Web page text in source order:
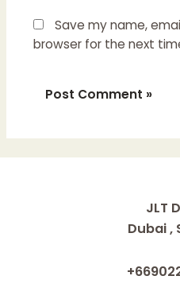
Save my name,
browser for the next
JLT
Dubai ,